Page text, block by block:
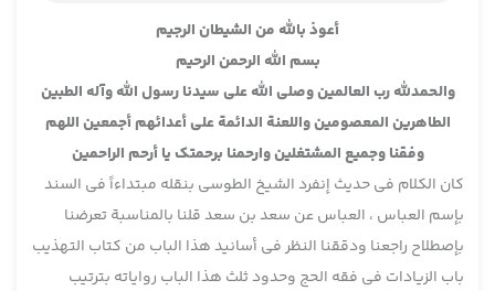
أعوذ بالله من الشيطان الرجيم
بسم الله الرحمن الرحيم
والحمدلله رب العالمين وصلى الله على سيدنا رسول الله وآله الطبين
الطاهرين المعصومين واللعنة الدائمة على أعدائهم أجمعين اللهم
وفقنا وجميع المشتغلين وارحمنا برحمتك يا أرحم الراحمين
كان الكلام في حديث إنفرد الشيخ الطوسي بنقله مبتداءاً في السند
بإسم العباس ، العباس عن سعد بن سعد قلنا بالمناسبة تعرضنا
بإصطلاح راجعنا ودققنا النظر في أسانيد هذا الباب من كتاب التهذيب
باب الزيادات في فقه الحج وحدود ثلث هذا الباب رواياته بترتيب